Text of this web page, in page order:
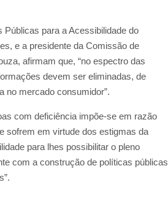
para a Acessibilidade do
e a presidente da Comissão de
afirmam que, “no espectro das
devem ser eliminadas, de
no mercado consumidor”.
com deficiência impõe-se em razão
sofrem em virtude dos estigmas da
para lhes possibilitar o pleno
com a construção de políticas públicas